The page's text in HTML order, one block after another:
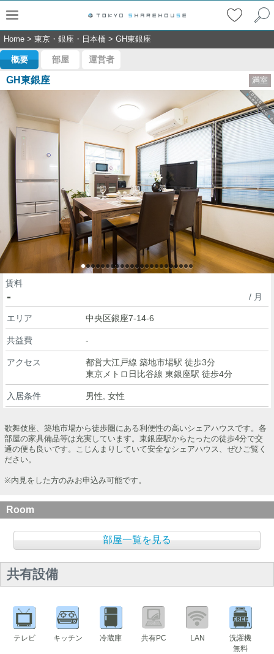
Home > 東京・銀座・日本橋 > GH東銀座
概要 部屋 運営者
GH東銀座 満室
賃料
- / 月
エリア 中央区銀座7-14-6
共益費 -
アクセス
都営大江戸線 築地市場駅 徒歩3分
東京メトロ日比谷線 東銀座駅 徒歩4分
入居条件 男性, 女性
歌舞伎座、築地市場から徒歩圏にある利便性の高いシェアハウスです。各
部屋の家具備品等は充実しています。東銀座駅からたったの徒歩4分で交
通の便も良いです。こじんまりしていて安全なシェアハウス、ぜひご覧く
ださい。
※内見をした方のみお申込み可能です。
Room
部屋一覧を見る
共有設備
テレビ キッチン 冷蔵庫 共有PC LAN
洗濯機
無料